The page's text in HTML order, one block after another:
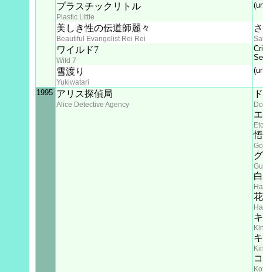
プラスチックリトル
Plastic Little
美しき性の伝道師麗々
Beautiful Evangelist Rei Rei
ワイルド7
Wild 7
雪渡り
Yukiwatari
1995 アリス探偵局
Alice Detective Agency